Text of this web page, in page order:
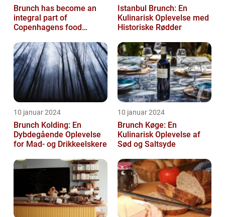
Brunch has become an
integral part of
Copenhagens food
restaurants and cafes ...
Istanbul Brunch: En
Kulinarisk Oplevelse med
Historiske Rødder
10 januar 2024
Brunch Kolding: En
Dybdegående Oplevelse
for Mad- og Drikkeelskere
10 januar 2024
Brunch Køge: En
Kulinarisk Oplevelse af
Sød og Saltsyde